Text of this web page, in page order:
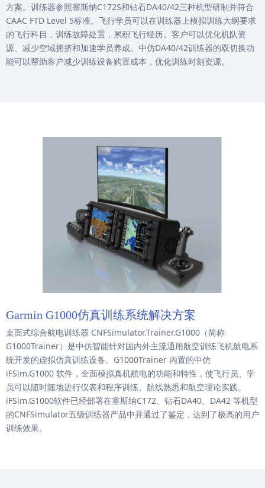
方案。训练器参照塞斯纳C172S和钻石DA40/42三种机型研制并符合
CAAC FTD Level 5标准。飞行学员可以在训练器上模拟训练大纲要求
的飞行科目，训练故障处置，累积飞行经历。客户可以优化机队资
源、减少空域拥挤和加速学员养成。中仿DA40/42训练器的双切换功
能可以帮助客户减少训练设备购置成本，优化训练时刻资源。
Garmin G1000仿真训练系统解决方案
桌面式综合航电训练器 CNFSimulator.Trainer.G1000（简称
G1000Trainer）是中仿智能针对国内外主流通用航空训练飞机航电系
统开发的虚拟仿真训练设备。G1000Trainer 内置的中仿
iFSim.G1000 软件，全面模拟真机航电的功能和特性，使飞行员、学
员可以随时随地进行仪表和程序训练、航线熟悉和航空理论实践。
iFSim.G1000软件已经部署在塞斯纳C172、钻石DA40、DA42 等机型
的CNFSimulator五级训练器产品中并通过了鉴定，达到了极高的用户
训练效果。